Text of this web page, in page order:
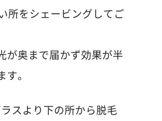
所をシェービングしてご
が奥まで届かず効果が半
。
スより下の所から脱毛